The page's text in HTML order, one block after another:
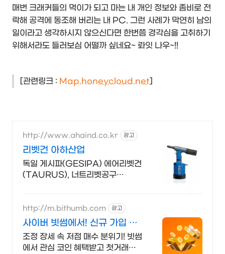
매번 크래커들의 먹이가 되고 마는 내 개인 정보와 좀비로 전
락해 공격에 동조해 버리는 내 PC. 그런 사례가 막연히 남의
일이라고 생각하시지 않으신다면 한번쯤 경각심을 고취하기
위해서라도 들러보심 어떨까 싶네요~ 롸잇 나우~!!
[관련링크 : Map.honeycloud.net]
http://www.ahaind.co.kr 광고
리벳건 아하산업
독일 게시파(GESIPA) 에어리벳건
(TAURUS), 너트리벳공구
http://m.bithumb.com 광고
사이버 빗썸에서! 신규 가입 시
5만원 혜택
조정 장세 속 저점 매수 분위기! 빗썸
에서 관심 코인 혜택받고 첫거래하